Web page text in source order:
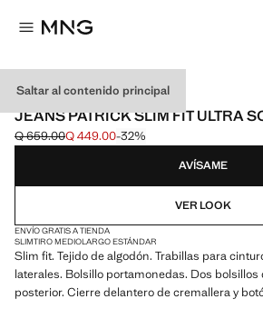
Saltar al contenido principal
ESSENTIALS
JEANS PATRICK SLIM FIT ULTRA
Precio inicial tachado [Q 659.00 ]
Q 659.00
Precio actual [Q 449.00 ]
Q 449.00-32%
Selecciona un color
AVÍSAME
VER LOOK
ENVÍO GRATIS A TIENDA
SLIMTIRO MEDIOLARGO ESTÁNDAR
Slim fit. Tejido de algodón. Trabillas para
laterales. Bolsillo portamonedas. Dos
posterior. Cierre delantero de cremallera y